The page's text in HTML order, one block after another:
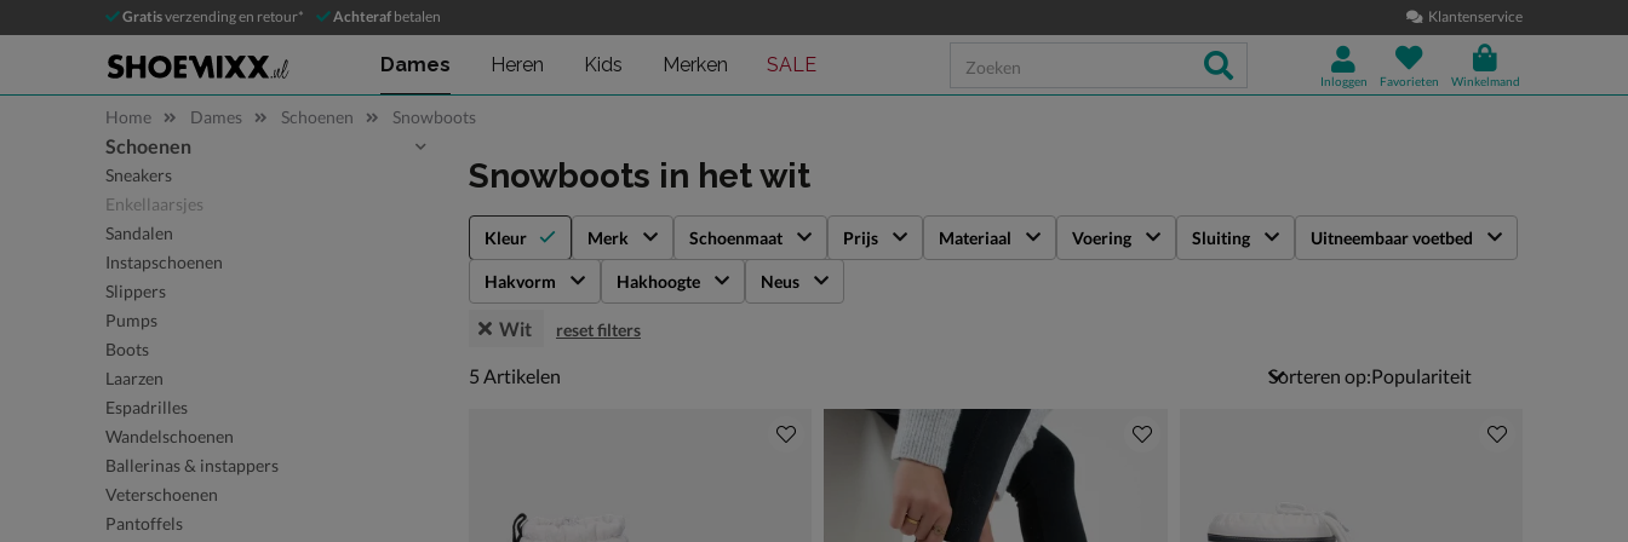
Gratisverzending en retour* Achteraf betalen Klantenservice
Dames Heren Kids Merken SALE
Inloggen Favorieten Winkelmand
Home Dames Schoenen Snowboots
Sla categorieën over
Schoenen
Sneakers
Enkellaarsjes
Sandalen
Instapschoenen
Slippers
Pumps
Boots
Laarzen
Espadrilles
Wandelschoenen
Ballerinas & instappers
Veterschoenen
Pantoffels
Snowboots in het wit
Kleur Merk Schoenmaat Prijs Materiaal Voering Sluiting Uitneembaar voetbed
Hakvorm Hakhoogte Neus
Wit reset filters
5 artikelen
5 Artikelen Sorteren op: